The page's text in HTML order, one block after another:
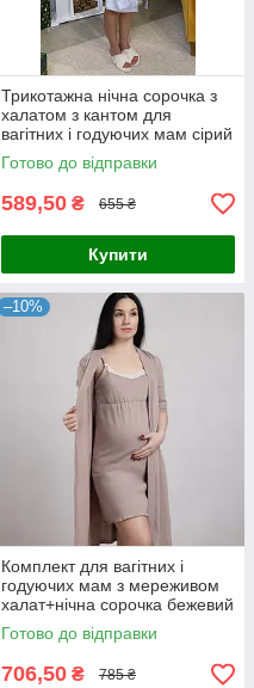
Трикотажна нічна сорочка з
халатом з кантом для
вагітних і годуючих мам сірий
44-54р.
Готово до відправки
589,50 ₴ 655 ₴
Купити
–10%
Комплект для вагітних і
годуючих мам з мереживом
халат+нічна сорочка бежевий
р.44-60
Готово до відправки
706,50 ₴ 785 ₴